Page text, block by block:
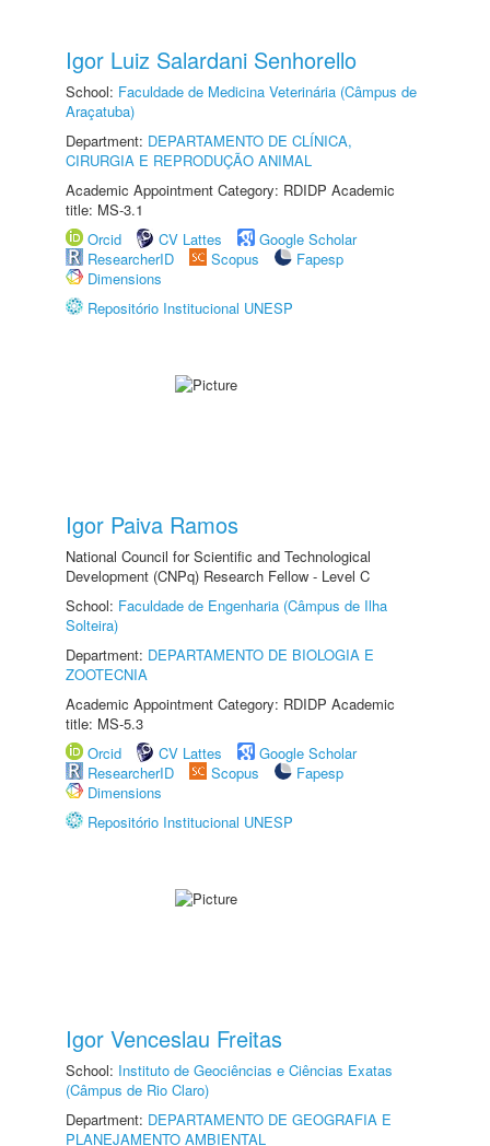
Igor Luiz Salardani Senhorello
School: Faculdade de Medicina Veterinária (Câmpus de
Araçatuba)
Department: DEPARTAMENTO DE CLÍNICA,
CIRURGIA E REPRODUÇÃO ANIMAL
Academic Appointment Category: RDIDP Academic
title: MS-3.1
Orcid
CV Lattes
Google Scholar
ResearcherID
Scopus
Fapesp
Dimensions
Repositório Institucional UNESP
Igor Paiva Ramos
National Council for Scientific and Technological
Development (CNPq) Research Fellow - Level C
School: Faculdade de Engenharia (Câmpus de Ilha
Solteira)
Department: DEPARTAMENTO DE BIOLOGIA E
ZOOTECNIA
Academic Appointment Category: RDIDP Academic
title: MS-5.3
Orcid
CV Lattes
Google Scholar
ResearcherID
Scopus
Fapesp
Dimensions
Repositório Institucional UNESP
Igor Venceslau Freitas
School: Instituto de Geociências e Ciências Exatas
(Câmpus de Rio Claro)
Department: DEPARTAMENTO DE GEOGRAFIA E
PLANEJAMENTO AMBIENTAL